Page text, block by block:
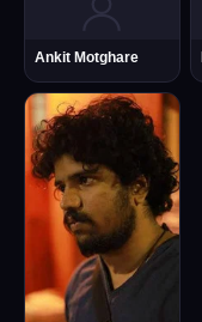
Ankit Motghare